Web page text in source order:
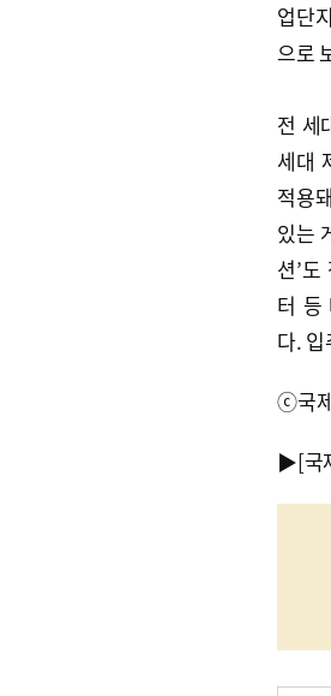
업단
으로
전 세
세대
적용
있는
션’
터 등
다.
ⓒ국
▶[국